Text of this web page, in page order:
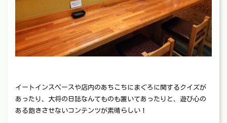
イートインスペースや店内のあちこちにまぐろに関するクイズが
あったり、大将の日誌なんてものも置いてあったりと、遊び心の
ある飽きさせないコンテンツが素晴らしい！